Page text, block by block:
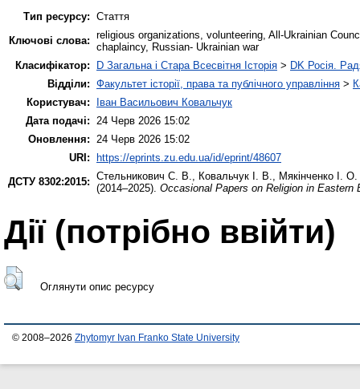
Тип ресурсу: Стаття
Ключові слова: religious organizations, volunteering, All-Ukrainian
chaplaincy, Russian- Ukrainian war
Класифікатор:
D Загальна і Стара Всесвітня Історія > DK Росія.
Відділи: Факультет історії, права та публічного управління >
Користувач:
Іван Васильович Ковальчук
Дата подачі:
24 Черв 2026 15:02
Оновлення:
24 Черв 2026 15:02
URI: https://eprints.zu.edu.ua/id/eprint/48607
ДСТУ 8302:2015: Стельникович С. В. Ковальчук І. В. Мякінченко І. О.
(2014–2025). Occasional Papers on Religion in Eastern
Дії ​​(потрібно ввійти)
Оглянути опис ресурсу
© 2008–2026 Zhytomyr Ivan Franko State University